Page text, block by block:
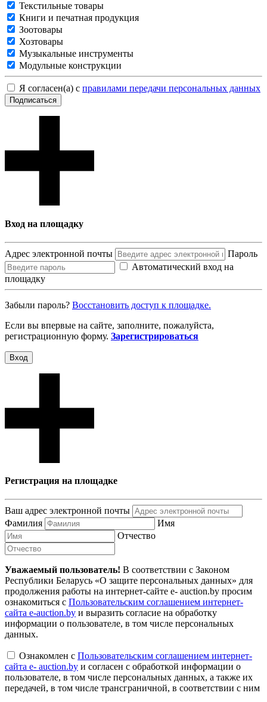
Текстильные товары
Книги и печатная продукция
Зоотовары
Хозтовары
Музыкальные инструменты
Модульные конструкции
Я согласен(а) с правилами передачи персональных данных
Подписаться
Вход на площадку
Адрес электронной почты
Пароль
Автоматический вход на
площадку
Забыли пароль? Восcтановить доступ к площадке.
Если вы впервые на сайте, заполните, пожалуйста,
регистрационную форму. Зарегистрироваться
Вход
Регистрация на площадке
Ваш адрес электронной почты
Фамилия
Имя
Отчество
Уважаемый пользователь! В соответствии с Законом
Республики Беларусь «О защите персональных данных» для
продолжения работы на интернет-сайте e- auction.by просим
ознакомиться с Пользовательским соглашением интернет-
сайта e-auction.by и выразить согласие на обработку
информации о пользователе, в том числе персональных
данных.
Ознакомлен с Пользовательским соглашением интернет-
сайта e- auction.by и согласен с обработкой информации о
пользователе, в том числе персональных данных, а также их
передачей, в том числе трансграничной, в соответствии с ним